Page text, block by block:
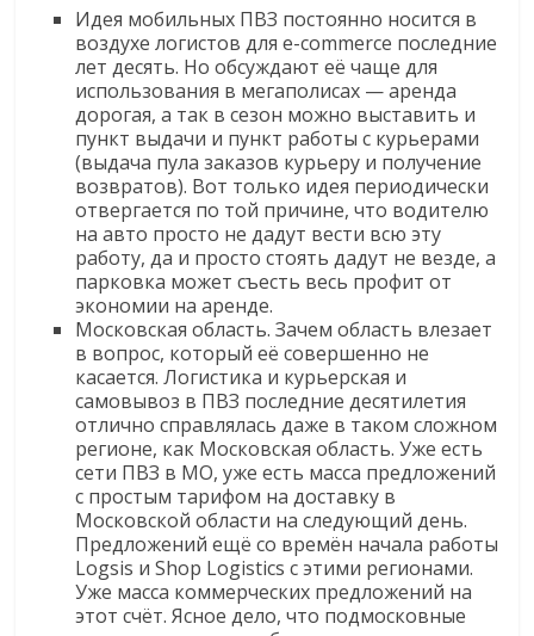
Идея мобильных ПВЗ постоянно носится в
воздухе логистов для e-commerce последние
лет десять. Но обсуждают её чаще для
использования в мегаполисах — аренда
дорогая, а так в сезон можно выставить и
пункт выдачи и пункт работы с курьерами
(выдача пула заказов курьеру и получение
возвратов). Вот только идея периодически
отвергается по той причине, что водителю
на авто просто не дадут вести всю эту
работу, да и просто стоять дадут не везде, а
парковка может съесть весь профит от
экономии на аренде.
Московская область. Зачем область влезает
в вопрос, который её совершенно не
касается. Логистика и курьерская и
самовывоз в ПВЗ последние десятилетия
отлично справлялась даже в таком сложном
регионе, как Московская область. Уже есть
сети ПВЗ в МО, уже есть масса предложений
с простым тарифом на доставку в
Московской области на следующий день.
Предложений ещё со времён начала работы
Logsis и Shop Logistics с этими регионами.
Уже масса коммерческих предложений на
этот счёт. Ясное дело, что подмосковные